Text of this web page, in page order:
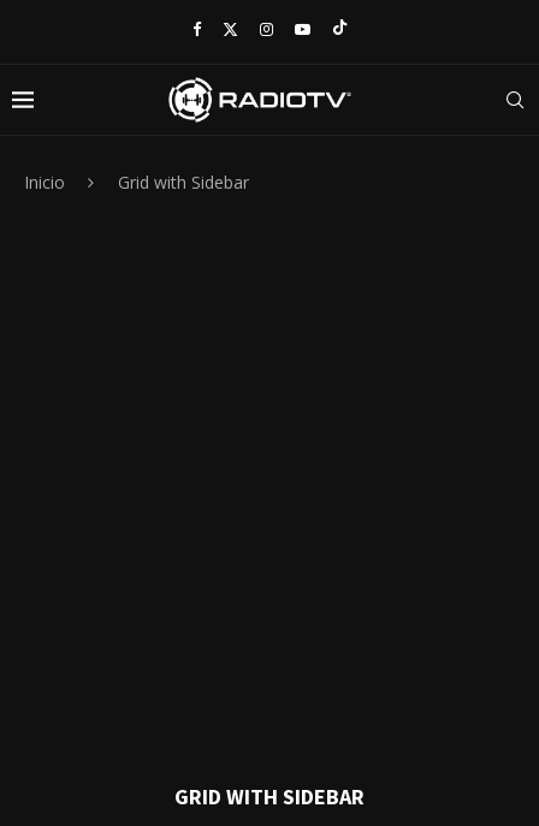
Inicio Grid with Sidebar
GRID WITH SIDEBAR